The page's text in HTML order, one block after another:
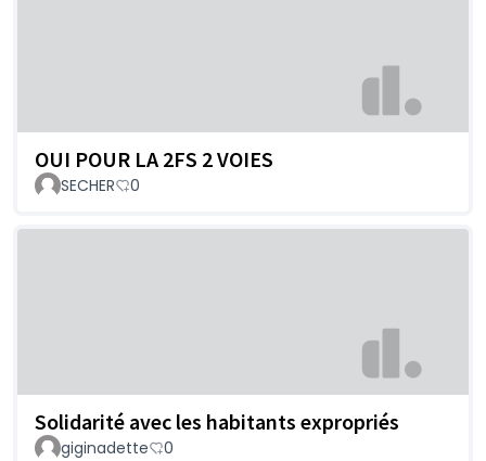
OUI POUR LA 2FS 2 VOIES
SECHER 0
Solidarité avec les habitants expropriés
giginadette 0